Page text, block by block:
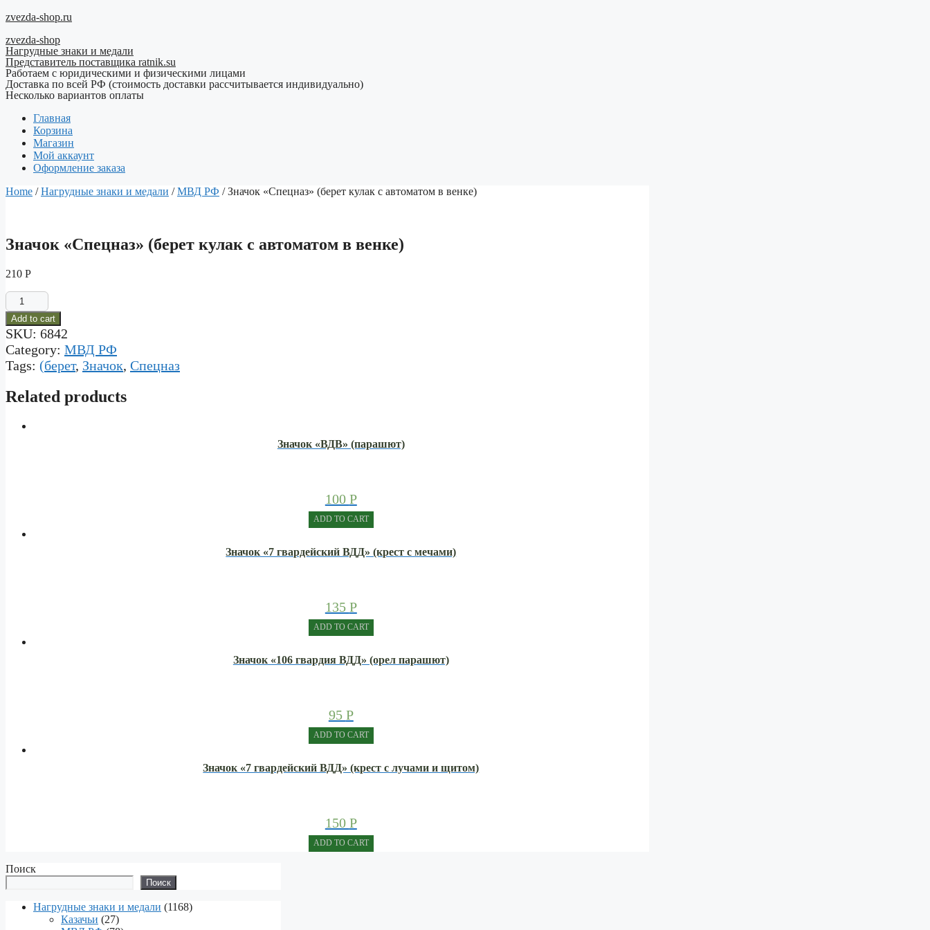
Перейти
содержимому
zvezda-shop.ru
zvezda-shop
Нагрудные знаки и медали
Представитель поставщика ratnik.su
Работаем с юридическими и физическими лицами
Доставка по всей РФ (стоимость доставки рассчитывается индивидуально)
Несколько вариантов оплаты
Главная
Корзина
Магазин
Мой аккаунт
Оформление заказа
Home /Нагрудные знаки и медали /МВД РФ / Значок «Спецназ» (берет кулак с автоматом в венке)
Значок «Спецназ» (берет кулак с автоматом в венке)
210 Р
Значок
"Спецназ"
(берет
кулак
с
автоматом
в
quantity
Add to cart
SKU: 6842
Category: МВД РФ
Tags: (берет, Значок, Спецназ
Related products
Значок «ВДВ» (парашют)
100 Р
ADD TO CART
Значок «7 гвардейский ВДД» (крест с мечами)
135 Р
ADD TO CART
Значок «106 гвардия ВДД» (орел парашют)
95 Р
ADD TO CART
Значок «7 гвардейский ВДД» (крест с лучами и щитом)
150 Р
ADD TO CART
Поиск
Поиск
Нагрудные знаки и медали 11681168
Казачьи 2727